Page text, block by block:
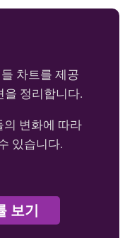
차트를 제공
을 정리합니다.
의 변화에 따라
있습니다.
보기